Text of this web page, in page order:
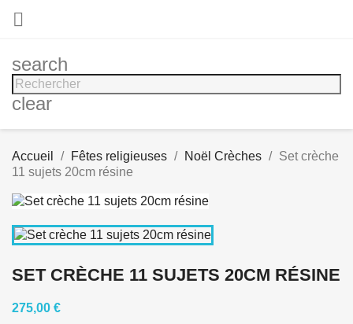

search
clear
Accueil Fêtes religieuses Noël Crèches
Set crèche
11 sujets 20cm résine
SET CRÈCHE 11 SUJETS 20CM RÉSINE
275,00 €